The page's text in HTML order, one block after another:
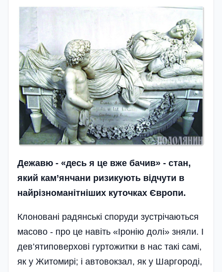
Дежавю - «десь я це вже бачив» - стан,
який кам’янчани ризикують відчути в
найрізноманітніших куточках Європи.
Клоновані радянські споруди зустрічаються
масово - про це навіть «Іронію долі» зняли. І
дев’ятиповерхові гуртожитки в нас такі самі,
як у Житомирі; і автовокзал, як у Шаргороді,